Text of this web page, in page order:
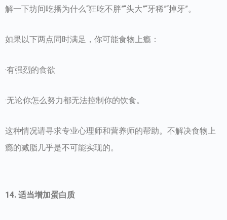
解一下坊间吃播为什么“狂吃不胖”“头大”“牙稀”“掉牙”。
如果以下两点同时满足，你可能食物上瘾：
·有强烈的食欲
·无论你怎么努力都无法控制你的饮食。
这种情况请寻求专业心理师和营养师的帮助。不解决食物上
瘾的减脂几乎是不可能实现的。
14. 适当增加蛋白质